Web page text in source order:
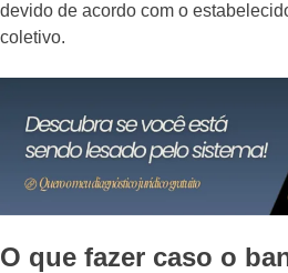
devido de acordo com o
coletivo.
O que fazer caso o